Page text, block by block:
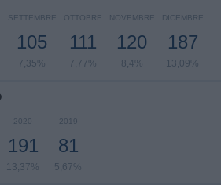
SETTEMBRE
105
7,35%
OTTOBRE
111
7,77%
NOVEMBRE
120
8,4%
DICEMBRE
187
13,09%
2020
191
13,37%
2019
81
5,67%